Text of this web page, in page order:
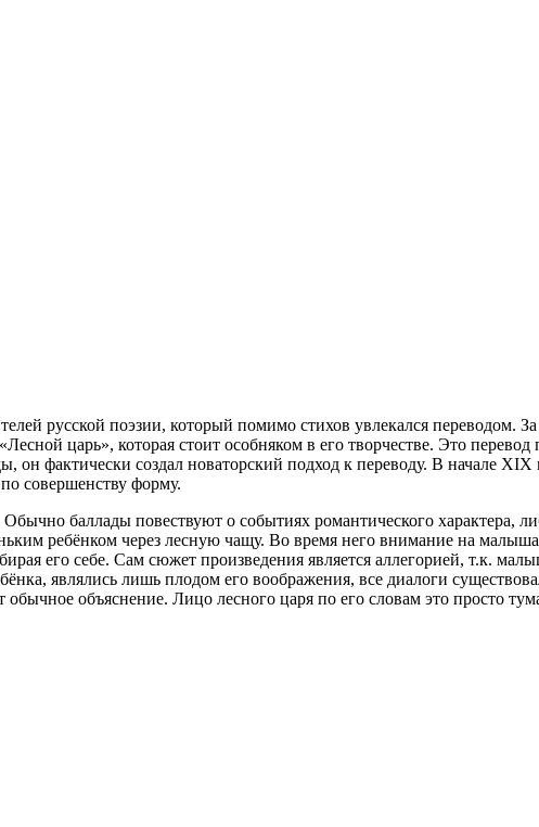
русской поэзии, который помимо стихов увлекался переводом.
царь», которая стоит особняком в его творчестве. Это
фактически создал новаторский подход к переводу. В начале XIX
совершенству форму.
баллады повествуют о событиях романтического характера,
ребёнком через лесную чащу. Во время него внимание на
его себе. Сам сюжет произведения является аллегорией, т.к.
являлись лишь плодом его воображения, все диалоги
объяснение. Лицо лесного царя по его словам это просто